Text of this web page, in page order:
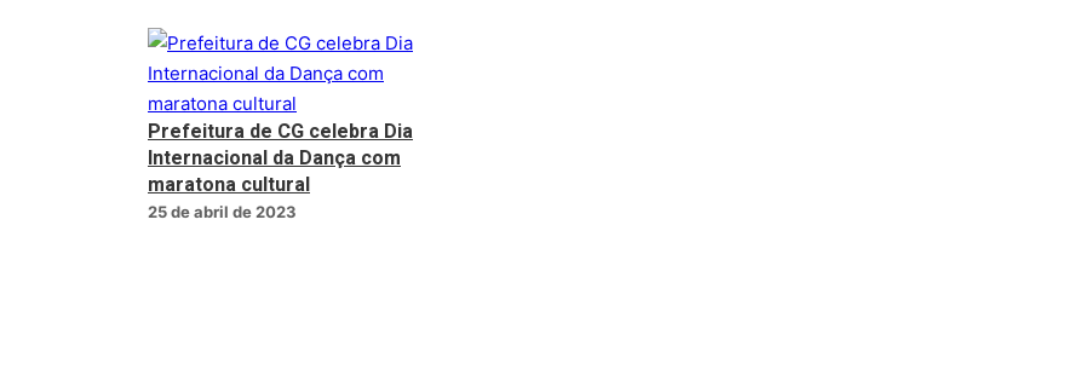
Prefeitura de CG celebra Dia
Internacional da Dança com
maratona cultural
25 de abril de 2023